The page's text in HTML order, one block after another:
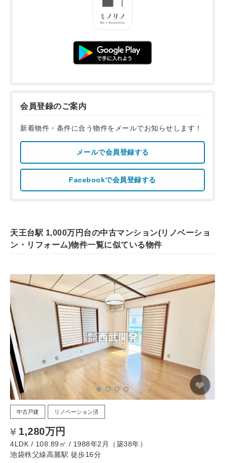
会員登録のご案内
新着物件・条件に合う物件をメールでお知らせします！
メールで会員登録する
Facebookで会員登録する
天王台駅 1,000万円台の中古マンション(リノベーショ
ン・リフォーム)物件一覧に似ている物件
中古戸建 リノベーション済
1,280万円
4LDK / 108.89㎡ / 1988年2月（築38年）
池袋秩父線高麗駅 徒歩16分